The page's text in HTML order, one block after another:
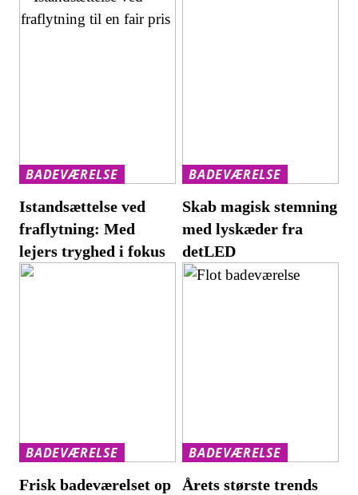
BADEVÆRELSE
Istandsættelse ved
fraflytning: Med
lejers tryghed i fokus
BADEVÆRELSE
Skab magisk stemning
med lyskæder fra
detLED
BADEVÆRELSE
Frisk badeværelset op
BADEVÆRELSE
Årets største trends